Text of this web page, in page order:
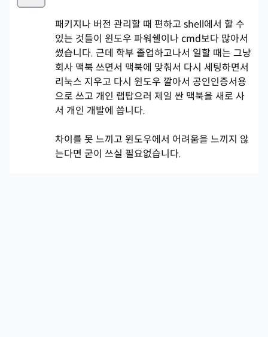
패키지나 버전 관리할 때 편하고 shell에서 할 수
있는 것들이 윈도우 파워쉘이나 cmd보다 많아서
썼습니다. 근데 학부 졸업하고나서 일할 때는 그냥
회사 맥북 쓰면서 맥북에 맞춰서 다시 세팅하면서
리눅스 지우고 다시 윈도우 깔아서 공인인증서용
으로 쓰고 개인 랩탑으러 제일 싼 맥북을 새로 사
서 개인 개발에 씁니다.
차이를 못 느끼고 윈도우에서 어려움을 느끼지 않
는다면 굳이 쓰실 필요없습니다.